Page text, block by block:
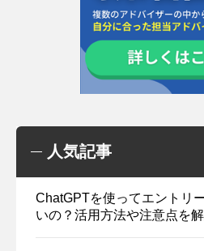
人気記事
ChatGPTを使ってエントリ
いの？活用方法や注意点を解